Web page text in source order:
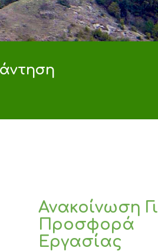
Ανακοίνωση
Προσφορά
Εργασίας